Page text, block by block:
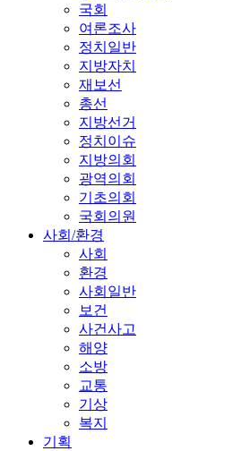
국회
여론조사
정치일반
지방자치
재보선
총선
지방선거
정치이슈
지방의회
광역의회
기초의회
국회의원
사회/환경
사회
환경
사회일반
보건
사건사고
해양
소방
교통
기상
복지
기획